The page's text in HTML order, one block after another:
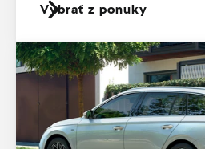
Vybrať z ponuky